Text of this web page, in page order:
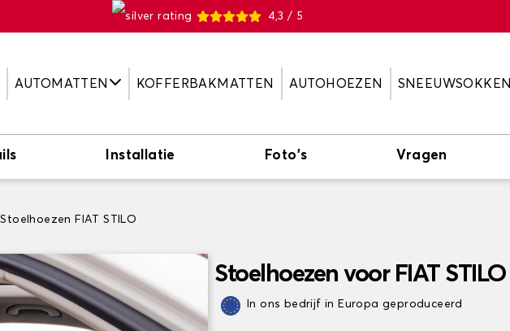
4,3 / 5
AUTOMATTEN KOFFERBAKMATTEN AUTOHOEZEN
SNEEUWSOKKEN
Installatie Foto's Vragen
Stoelhoezen FIAT STILO
Stoelhoezen voor FIAT STILO
In ons bedrijf in Europa geproduceerd